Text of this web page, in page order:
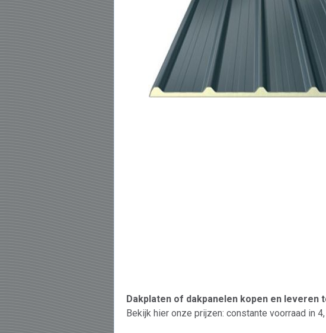
Dakplaten of dakpanelen kopen en leveren
Bekijk hier onze prijzen: constante voorraad in